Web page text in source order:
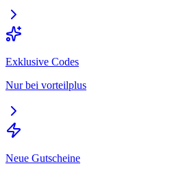
Exklusive Codes
Nur bei vorteilplus
Neue Gutscheine